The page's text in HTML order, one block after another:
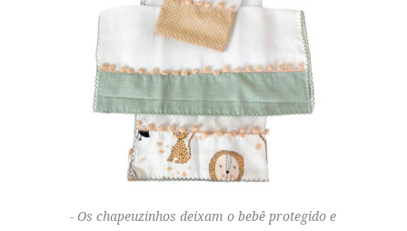
Os chapeuzinhos deixam o bebê protegido e